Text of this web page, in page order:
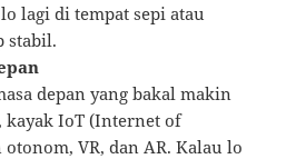
lagi di tempat sepi atau
stabil.
depan yang bakal makin
kayak IoT (Internet of
VR, dan AR. Kalau lo